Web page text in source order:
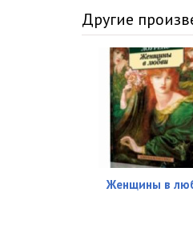
Другие
Женщины в